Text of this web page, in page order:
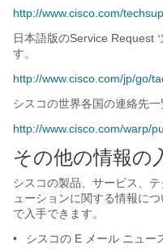
http://www.cisco.com/
日本語版のService Request
す。
http://www.cisco.com/jp/go/
シスコの世界各国の連絡先
http://www.cisco.com/warp/
その他の情報の
シスコの製品、サービス、
ューションに関する情報に
で入手できます。
•
シスコの E メール ニュー